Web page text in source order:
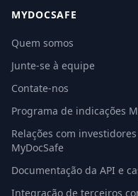
MYDOCSAFE
Quem somos
Junte-se à equipe
Contate-nos
Programa de indicações
Relações com
MyDocSafe
Documentação da API e
Integração de terceiros